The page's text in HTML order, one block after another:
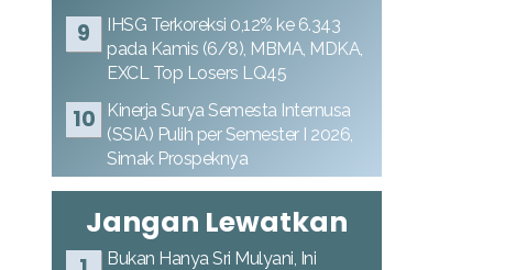
IHSG Terkoreksi 0,12% ke 6.343
pada Kamis (6/8), MBMA, MDKA,
EXCL Top Losers LQ45
Kinerja Surya Semesta Internusa
(SSIA) Pulih per Semester I 2026,
Simak Prospeknya
Jangan Lewatkan
Bukan Hanya Sri Mulyani, Ini